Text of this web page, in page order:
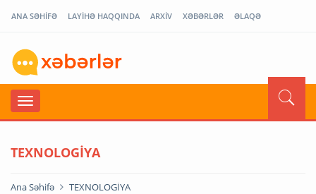
ANA SƏHİFƏ LAYİHƏ HAQQINDA ARXİV XƏBƏRLƏR ƏLAQƏ
TEXNOLOGİYA
Ana Səhifə TEXNOLOGİYA